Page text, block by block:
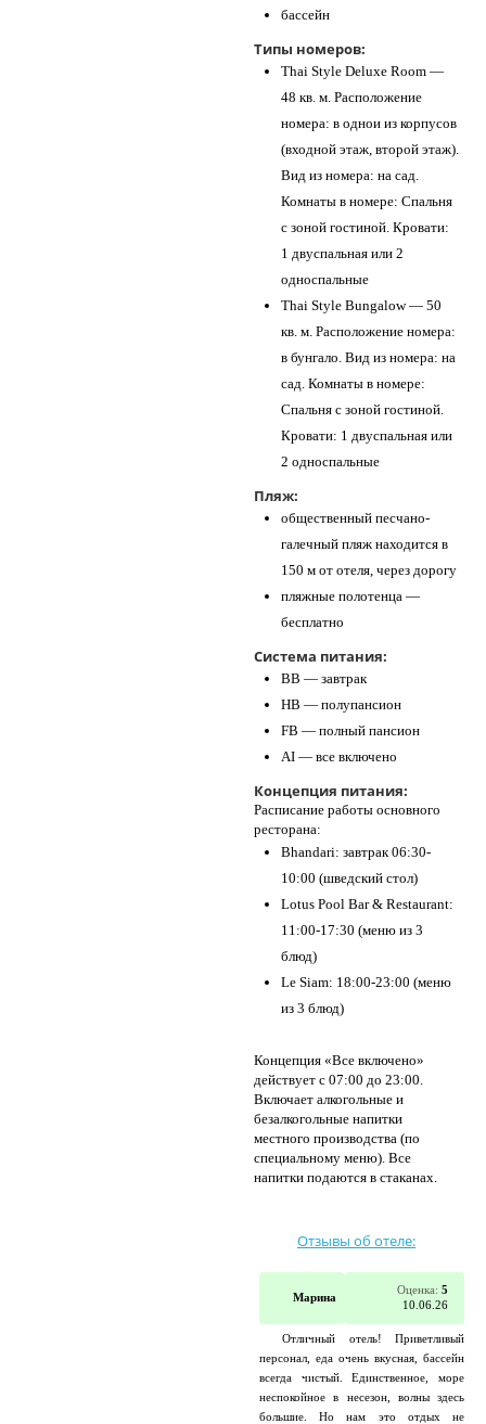
бассейн
Типы номеров:
Thai Style Deluxe Room —
48 кв. м. Расположение
номера: в однои из корпусов
(входной этаж, второй этаж).
Вид из номера: на сад.
Комнаты в номере: Спальня
с зоной гостиной. Кровати:
1 двуспальная или 2
односпальные
Thai Style Bungalow — 50
кв. м. Расположение номера:
в бунгало. Вид из номера: на
сад. Комнаты в номере:
Спальня с зоной гостиной.
Кровати: 1 двуспальная или
2 односпальные
Пляж:
общественный песчано-
галечный пляж находится в
150 м от отеля, через дорогу
пляжные полотенца —
бесплатно
Система питания:
BB — завтрак
HB — полупансион
FB — полный пансион
AI — все включено
Концепция питания:
Расписание работы основного
ресторана:
Bhandari: завтрак 06:30-
10:00 (шведский стол)
Lotus Pool Bar & Restaurant:
11:00-17:30 (меню из 3
блюд)
Le Siam: 18:00-23:00 (меню
из 3 блюд)
Концепция «Все включено»
действует с 07:00 до 23:00.
Включает алкогольные и
безалкогольные напитки
местного производства (по
специальному меню). Все
напитки подаются в стаканах.
Отзывы об отеле:
Марина
Оценка: 5
10.06.26
Отличный отель! Приветливый
персонал, еда очень вкусная, бассейн
всегда чистый. Единственное, море
неспокойное в несезон, волны здесь
большие. Но нам это отдых не